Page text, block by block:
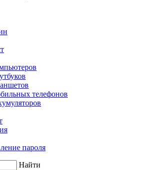
телефонов
пароля
Найти